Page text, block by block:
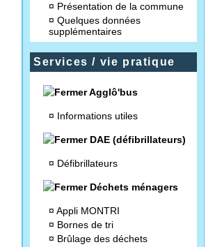
¤ Présentation de la commune
¤ Quelques données
supplémentaires
Services / vie pratique
Agglô'bus
¤ Informations utiles
DAE (défibrillateurs)
¤ Défibrillateurs
Déchets ménagers
¤ Appli MONTRI
¤ Bornes de tri
¤ Brûlage des déchets